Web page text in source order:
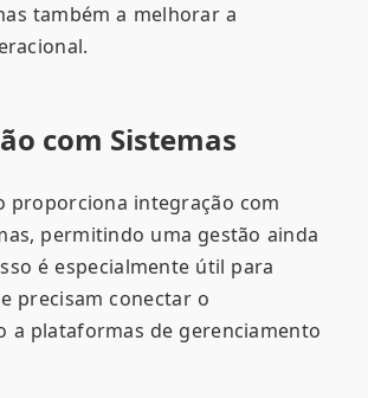
também a melhorar a
com Sistemas
proporciona integração com
permitindo uma gestão ainda
é especialmente útil para
precisam conectar o
a plataformas de gerenciamento